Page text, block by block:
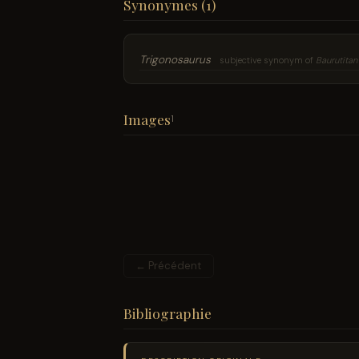
Synonymes (1)
Trigonosaurus subjective synonym of Baurutitan
Images1
← Précédent
Bibliographie